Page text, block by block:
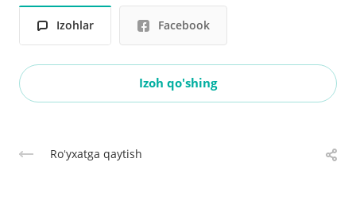
Izohlar Facebook
Izoh qo'shing
Roʻyxatga qaytish